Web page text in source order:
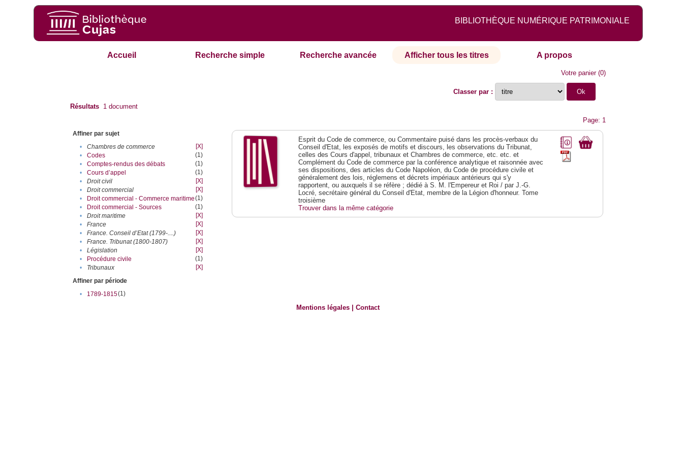
BIBLIOTHÈQUE NUMÉRIQUE PATRIMONIALE
Accueil Recherche simple Recherche avancée Afficher tous les titres A propos
Votre panier(0)
Classer par :
Résultats 1 document
Page: 1
Affiner par sujet
•
Chambres de commerce
[X]
•
Codes
(1)
•
Comptes-rendus des débats
(1)
•
Cours d’appel
(1)
•
Droit civil
[X]
•
Droit commercial
[X]
•
Droit commercial - Commerce maritime(1)
•
Droit commercial - Sources
(1)
•
Droit maritime
[X]
•
France
[X]
•
France. Conseil d’Etat (1799-....)
[X]
•
France. Tribunat (1800-1807)
[X]
•
Législation
[X]
•
Procédure civile
(1)
•
Tribunaux
[X]
Affiner par période
•
1789-1815(1)
Esprit du Code de commerce, ou Commentaire puisé dans les procès-verbaux du
Conseil d'Etat, les exposés de motifs et discours, les observations du Tribunat,
celles des Cours d'appel, tribunaux et Chambres de commerce, etc. etc. et
Complément du Code de commerce par la conférence analytique et raisonnée avec
ses dispositions, des articles du Code Napoléon, du Code de procédure civile et
généralement des lois, réglemens et décrets impériaux antérieurs qui s'y
rapportent, ou auxquels il se réfère ; dédié à S. M. l'Empereur et Roi / par J.-G.
Locré, secrétaire général du Conseil d'Etat, membre de la Légion d'honneur. Tome
troisième
Trouver dans la même catégorie
Mentions légales |Contact